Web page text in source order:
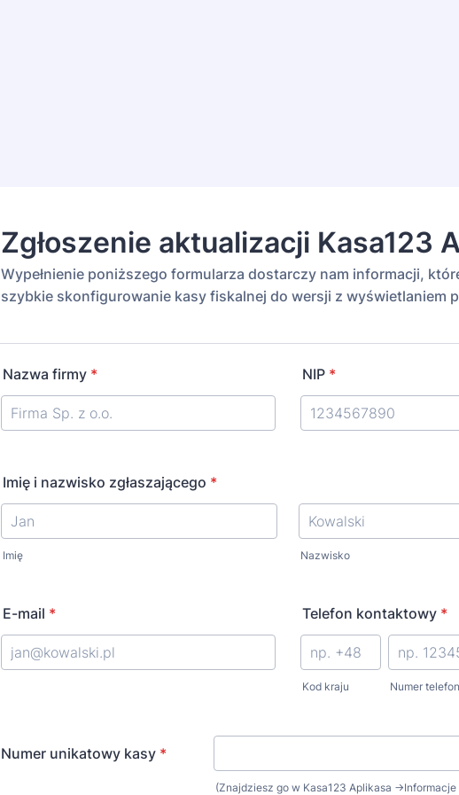
Zgłoszenie aktualizacji Kasa123
Wypełnienie poniższego formularza dostarczy nam informacji,
szybkie skonfigurowanie kasy fiskalnej do wersji z wyświetlaniem
Nazwa firmy * NIP *
Imię i nazwisko zgłaszającego *
Imię Nazwisko
E-mail * Telefon kontaktowy *
Kod kraju Numer
Numer unikatowy kasy *
(Znajdziesz go w Kasa123 Aplikasa